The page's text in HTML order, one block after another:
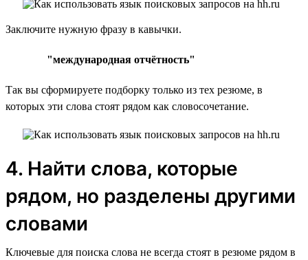
Заключите нужную фразу в кавычки.
"международная отчётность"
Так вы сформируете подборку только из тех резюме, в
которых эти слова стоят рядом как словосочетание.
4. Найти слова, которые
рядом, но разделены другими
словами
Ключевые для поиска слова не всегда стоят в резюме рядом в